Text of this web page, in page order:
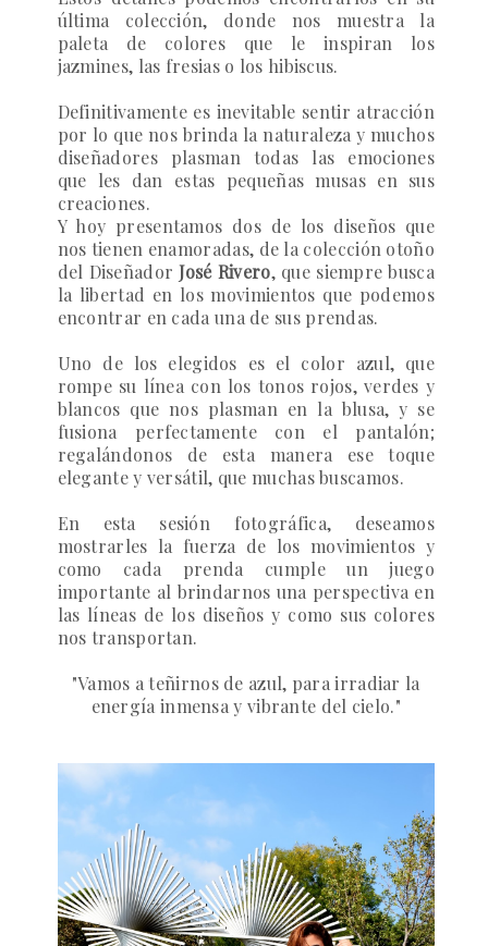
última colección, donde nos muestra la
paleta de colores que le inspiran los
jazmines, las fresias o los hibiscus.
Definitivamente es inevitable sentir atracción
por lo que nos brinda la naturaleza y muchos
diseñadores plasman todas las emociones
que les dan estas pequeñas musas en sus
creaciones.
Y hoy presentamos dos de los diseños que
nos tienen enamoradas, de la colección otoño
del DiseñadorJosé Rivero, que siempre busca
la libertad en los movimientos que podemos
encontrar en cada una de sus prendas.
Uno de los elegidos es el color azul, que
rompe su línea con los tonos rojos, verdes y
blancos que nos plasman en la blusa, y se
fusiona perfectamente con el pantalón;
regalándonos de esta manera ese toque
elegante y versátil, que muchas buscamos.
En esta sesión fotográfica, deseamos
mostrarles la fuerza de los movimientos y
como cada prenda cumple un juego
importante al brindarnos una perspectiva en
las líneas de los diseños y como sus colores
nos transportan.
"Vamos a teñirnos de azul, para irradiar la
energía inmensa y vibrante del cielo."